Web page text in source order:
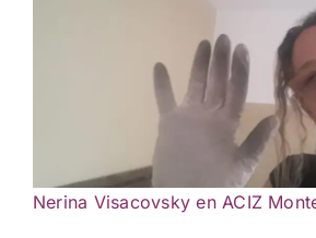
Nerina Visacovsky en ACIZ